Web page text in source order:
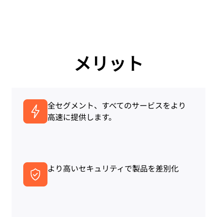
メリット
全セグメント、すべてのサービスをより
高速に提供します。
より高いセキュリティで製品を差別化